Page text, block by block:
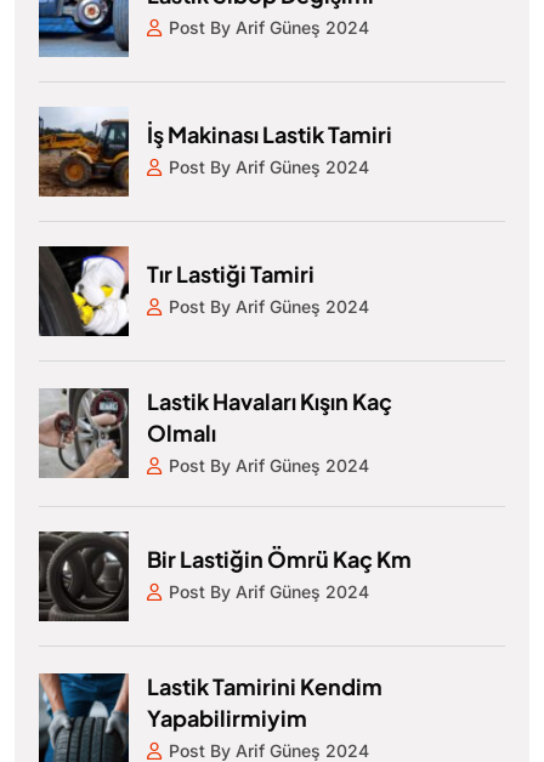
Post By Arif Güneş 2024
İş Makinası Lastik Tamiri
Post By Arif Güneş 2024
Tır Lastiği Tamiri
Post By Arif Güneş 2024
Lastik Havaları Kışın Kaç
Olmalı
Post By Arif Güneş 2024
Bir Lastiğin Ömrü Kaç Km
Post By Arif Güneş 2024
Lastik Tamirini Kendim
Yapabilirmiyim
Post By Arif Güneş 2024